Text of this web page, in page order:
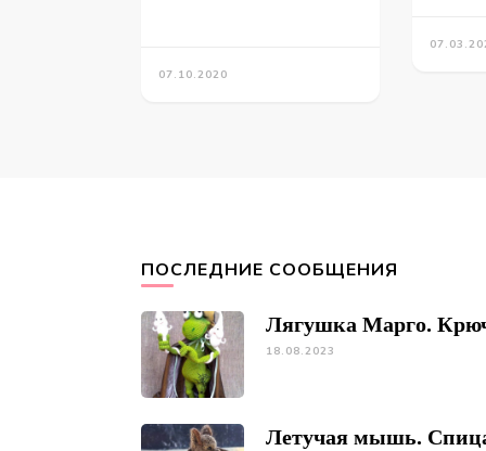
07.10.2020
ПОСЛЕДНИЕ СООБЩЕНИЯ
Лягушка Марго.
18.08.2023
Летучая мышь.